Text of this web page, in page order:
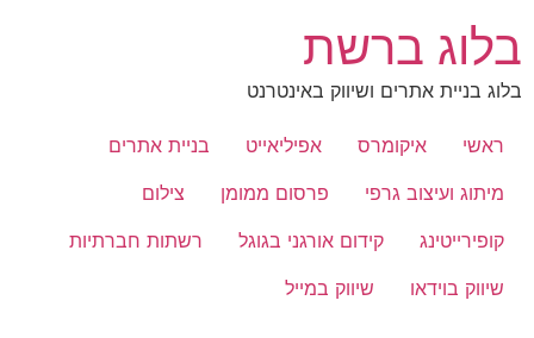
לתוכן
בלוג ברשת
בלוג בניית אתרים ושיווק באינטרנט
ראשי איקומרס אפיליאייט
בניית אתרים
מיתוג ועיצוב גרפי
פרסום ממומן
צילום
קופירייטינג
קידום אורגני בגוגל
רשתות חברתיות
שיווק בוידאו
שיווק במייל